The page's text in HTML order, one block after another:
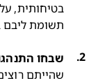
תשומת ליבם
שבחו התנהגות